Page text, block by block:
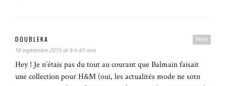
Reply
DOUBLEKA
10 septembre 2015 at 9 h 47 min
Hey ! Je n’étais pas du tout au courant que Balmain faisait
une collection pour H&M (oui, les actualités mode ne sotn